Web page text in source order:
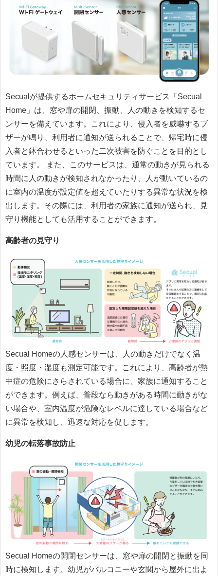
Secualが提供するホームセキュリティサービス「Secual
Home」は、窓や扉の開閉、振動、人の動きを検知するセ
ンサーを備えています。これにより、侵入者を威嚇するブ
ザーが鳴り、利用者に通知が送られることで、帰宅時に侵
入者と鉢合わせるといった二次被害を防ぐことを目的とし
ています。 また、このサービスは、通常の動きが見られる
時間に人の動きが検知されなかったり、人が動いているの
に室内の温度が設定値を超えていたりする異常な状況を検
出します。その際には、利用者の家族に通知が送られ、見
守り機能としても活用することができます。
高齢者の見守り
Secual Homeの人感センサーは、人の動きだけでなく温
度・照度・湿度も測定可能です。これにより、高齢者が熱
中症の危険にさらされている場合に、家族に通知すること
ができます。例えば、普段なら動きがある時間に動きがな
い場合や、室内温度が危険なレベルに達している場合など
に異常を検知し、迅速な対応を促します。
幼児の転落事故防止
Secual Homeの開閉センサーは、窓や扉の開閉と振動を同
時に検知します。幼児がバルコニーや玄関から屋外に出よ